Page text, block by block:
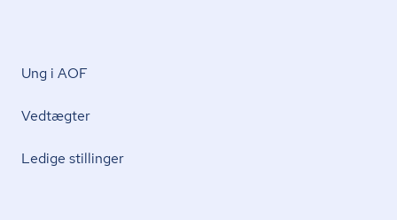
Ung i AOF
Vedtægter
Ledige stillinger